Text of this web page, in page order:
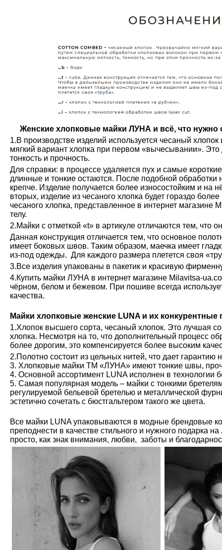
Женские хлопковые майки ЛУНА и всё, что нужно
1.В производстве изделий используется чесаный
мягкий вариант хлопка при первом «вычесывании». Это
тонкость и прочность.
Для справки: в процессе удаляется пух и самые
длинные и тонкие остаются. После подобной обработки
крепче. Изделие получается более износостойким и на
вторых, изделие из чесаного хлопка будет гораздо
чесаного хлопка, представленное в интернет магазине
телу.
2.Майки с отметкой «t» в артикуле отличаются тем, что
Данная конструкция отличается тем, что основное
имеет боковых швов. Таким образом, маечка имеет
из-под одежды. Для каждого размера плетется своя
3.Все изделия упакованы в пакетик и красивую
4.Купить майки ЛУНА в интернет магазине Milavitsa-
чёрном, белом и бежевом. При пошиве всегда
качества.
Майки хлопковые женские LUNA и их конкурентные
1.Хлопок высшего сорта, чесаный хлопок. Это лучшая
хлопка. Несмотря на то, что дополнительный процесс
более дорогим, это компенсируется более высоким
2.Полотно состоит из цельных нитей, что дает гарантию
3. Хлопковые майки ТМ «ЛУНА» имеют тонкие швы,
4. Основной ассортимент LUNA исполнен в технологии
5. Самая популярная модель – майки с тонкими
регулируемой бельевой бретелью и металлической
эстетично сочетать с бюстгальтером такого же цвета.
Все майки LUNA упаковываются в модные брендовые
преподнести в качестве стильного и нужного подарка
просто, как знак внимания, любви, заботы и